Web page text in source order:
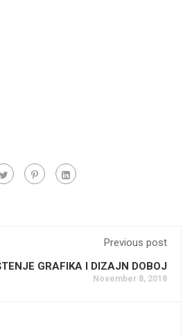
Previous post
GRAFIKA I DIZAJN DOBOJ
November 8, 2018